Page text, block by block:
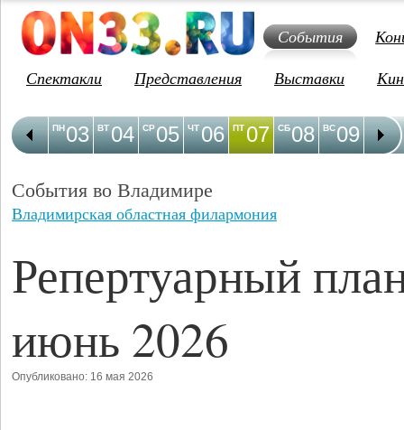
События
Спектакли
Представления Выставки
03
ПН 04
ВТ 05
СР 06
ЧТ 07
ПТ 08
СБ 09
ВС 10
ПН
События во Владимире
Владимирская областная филармония
Репертуарный
июнь 2026
Опубликовано: 16 мая 2026